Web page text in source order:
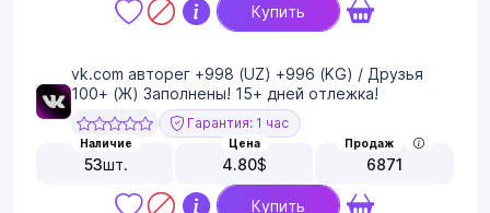
Купить
vk.com авторег +998 (UZ) +996 (KG) / Друзья
100+ (Ж) Заполнены! 15+ дней отлежка!
Гарантия: 1 час
Наличие
53шт.
Цена
4.80$
Продаж
6871
Купить